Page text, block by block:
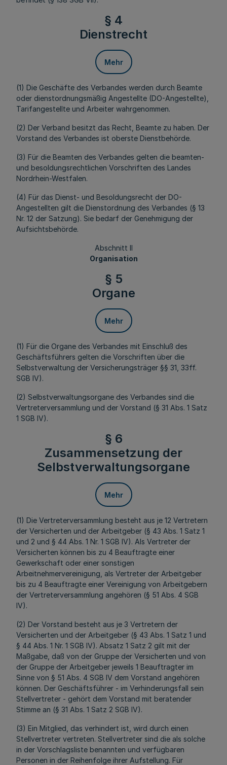
§ 4
Dienstrecht
Mehr
(1) Die Geschäfte des Verbandes werden durch Beamte
oder dienstordnungsmäßig Angestellte (DO-Angestellte),
Tarifangestellte und Arbeiter wahrgenommen.
(2) Der Verband besitzt das Recht, Beamte zu haben. Der
Vorstand des Verbandes ist oberste Dienstbehörde.
(3) Für die Beamten des Verbandes gelten die beamten-
und besoldungsrechtlichen Vorschriften des Landes
Nordrhein-Westfalen.
(4) Für das Dienst- und Besoldungsrecht der DO-
Angestellten gilt die Dienstordnung des Verbandes (§ 13
Nr. 12 der Satzung). Sie bedarf der Genehmigung der
Aufsichtsbehörde.
Abschnitt II
Organisation
§ 5
Organe
Mehr
(1) Für die Organe des Verbandes mit Einschluß des
Geschäftsführers gelten die Vorschriften über die
Selbstverwaltung der Versicherungsträger §§ 31, 33ff.
SGB IV).
(2) Selbstverwaltungsorgane des Verbandes sind die
Vertreterversammlung und der Vorstand (§ 31 Abs. 1 Satz
1 SGB IV).
§ 6
Zusammensetzung der
Selbstverwaltungsorgane
Mehr
(1) Die Vertreterversammlung besteht aus je 12 Vertretern
der Versicherten und der Arbeitgeber (§ 43 Abs. 1 Satz 1
und 2 und § 44 Abs. 1 Nr. 1 SGB IV). Als Vertreter der
Versicherten können bis zu 4 Beauftragte einer
Gewerkschaft oder einer sonstigen
Arbeitnehmervereinigung, als Vertreter der Arbeitgeber
bis zu 4 Beauftragte einer Vereinigung von Arbeitgebern
der Vertreterversammlung angehören (§ 51 Abs. 4 SGB
IV).
(2) Der Vorstand besteht aus je 3 Vertretern der
Versicherten und der Arbeitgeber (§ 43 Abs. 1 Satz 1 und
§ 44 Abs. 1 Nr. 1 SGB IV). Absatz 1 Satz 2 gilt mit der
Maßgabe, daß von der Gruppe der Versicherten und von
der Gruppe der Arbeitgeber jeweils 1 Beauftragter im
Sinne von § 51 Abs. 4 SGB IV dem Vorstand angehören
können. Der Geschäftsführer - im Verhinderungsfall sein
Stellvertreter - gehört dem Vorstand mit beratender
Stimme an (§ 31 Abs. 1 Satz 2 SGB IV).
(3) Ein Mitglied, das verhindert ist, wird durch einen
Stellvertreter vertreten. Stellvertreter sind die als solche
in der Vorschlagsliste benannten und verfügbaren
Personen in der Reihenfolge ihrer Aufstellung. Für